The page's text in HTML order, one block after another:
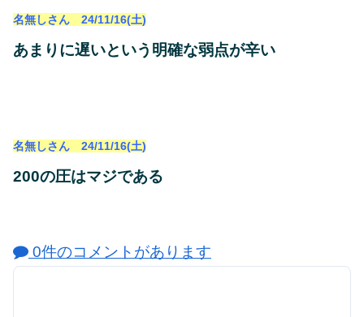
名無しさん 24/11/16(土)
あまりに遅いという明確な弱点が辛い
名無しさん 24/11/16(土)
200の圧はマジである
0件のコメントがあります